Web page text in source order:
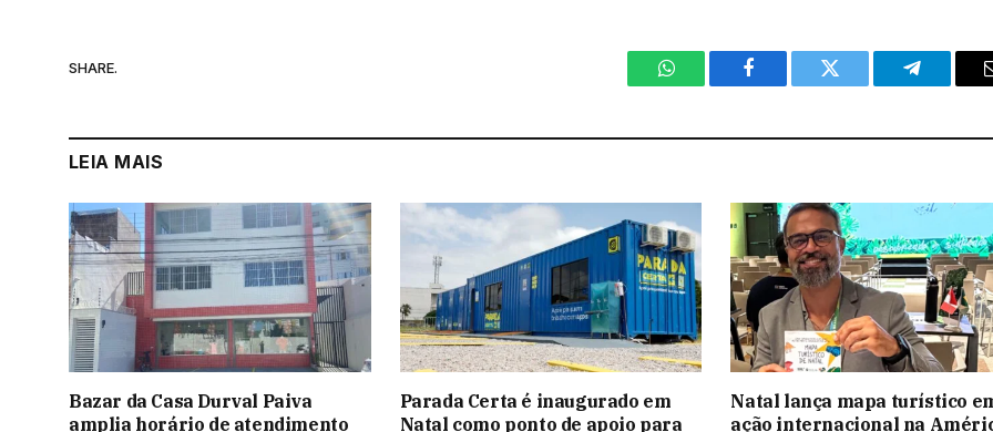
SHARE.
WhatsAppFacebook Twitter Telegram
LEIA MAIS
Bazar da Casa Durval Paiva
amplia horário de atendimento
Parada Certa é inaugurado em
Natal como ponto de apoio para
Natal lança mapa turístico
ação internacional na